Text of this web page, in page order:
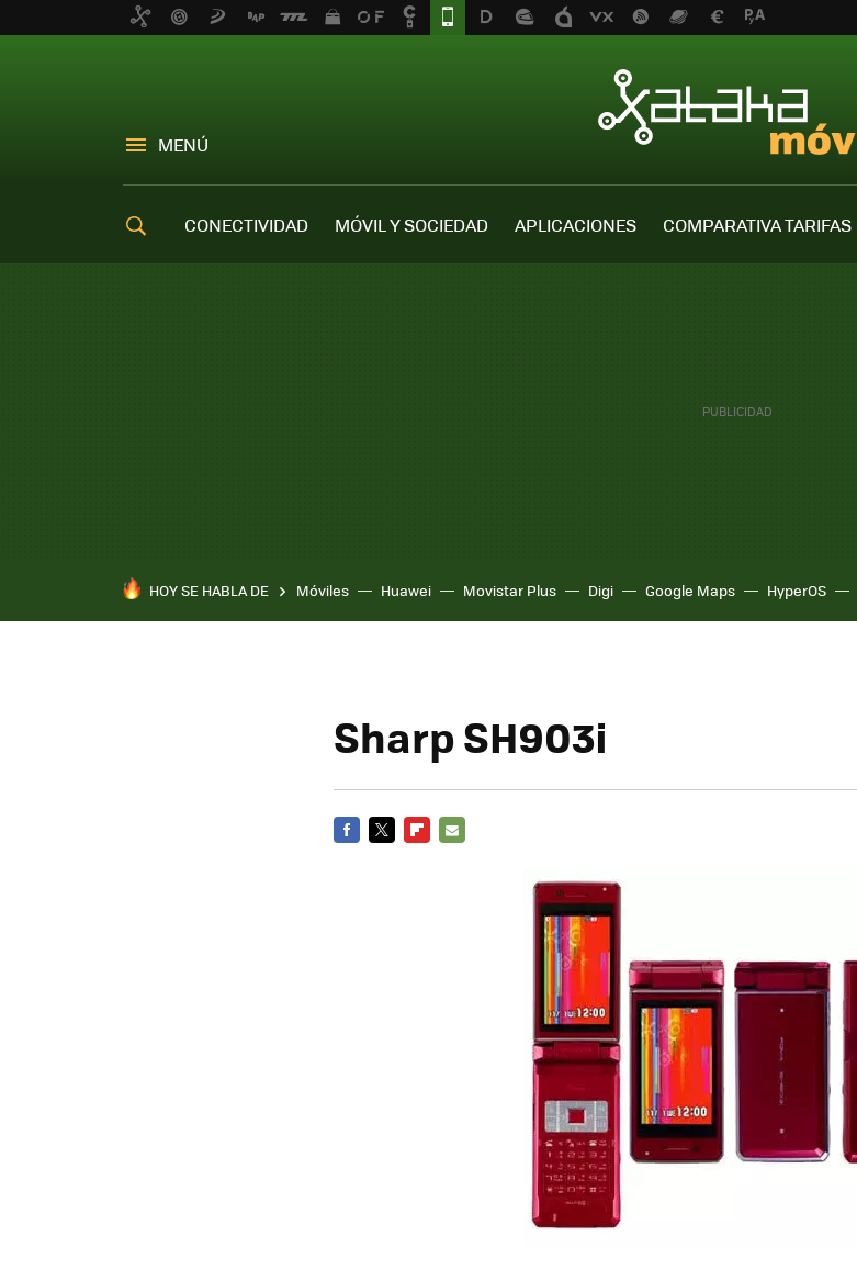
MENÚ
CONECTIVIDAD MÓVIL Y SOCIEDAD APLICACIONES COMPARATIVA TARIFAS
HOY SE HABLA DE Móviles Huawei Movistar Plus Digi Google Maps HyperOS
Sharp SH903i